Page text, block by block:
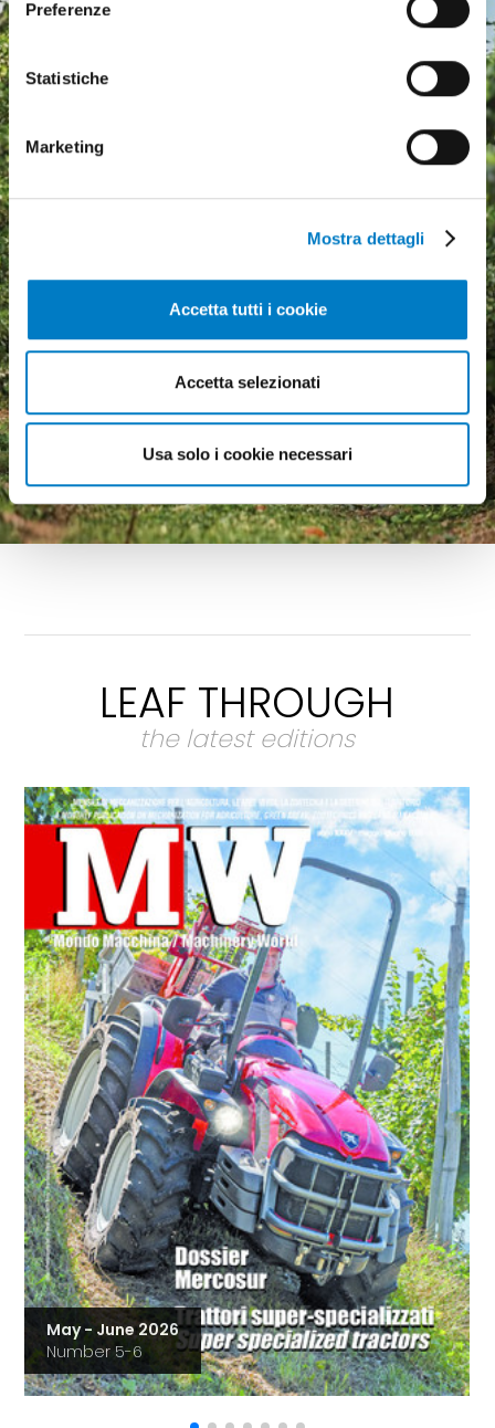
Preferenze
Statistiche
Marketing
Mostra dettagli
Accetta tutti i cookie
Accetta selezionati
Usa solo i cookie necessari
Agricultural machinery, a
growing market but
economic uncertainty
weighs heavily
LEAF THROUGH
the latest editions
May - June 2026
Number 5-6